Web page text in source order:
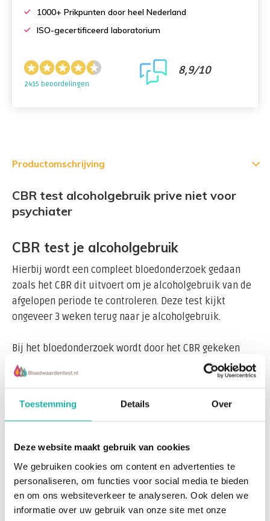
Toestemming Details Over
Deze website maakt gebruik van cookies
We gebruiken cookies om content en advertenties te
personaliseren, om functies voor social media te bieden
en om ons websiteverkeer te analyseren. Ook delen we
informatie over uw gebruik van onze site met onze
1000+ Prikpunten door heel Nederland
ISO-gecertificeerd laboratorium
2415 beoordelingen
8,9/10
Productomschrijving
CBR test alcoholgebruik prive niet voor
psychiater
CBR test je alcoholgebruik
Hierbij wordt een compleet bloedonderzoek gedaan
zoals het CBR dit uitvoert om je alcoholgebruik van de
afgelopen periode te controleren. Deze test kijkt
ongeveer 3 weken terug naar je alcoholgebruik.
Bij het bloedonderzoek wordt door het CBR gekeken
naar verhoogde waarden die duiden op overmatig
alcoholgebruik. Het gaat om de volgende
GAMMA-GT (GGT)
*Aparte stolbuis is niet nodig, omdat bij dit onderzoek
alle testen in hetzelfde lab gedaan worden.
Wanneer je de laatste tijd regelmatig alcohol hebt